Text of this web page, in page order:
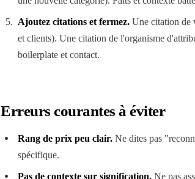
Ajoutez citations et fermez. Une citation de
et clients). Une citation de l'organisme
boilerplate et contact.
Erreurs courantes à éviter
Rang de prix peu clair. Ne dites pas
spécifique.
Pas de contexte sur signification. Ne pas